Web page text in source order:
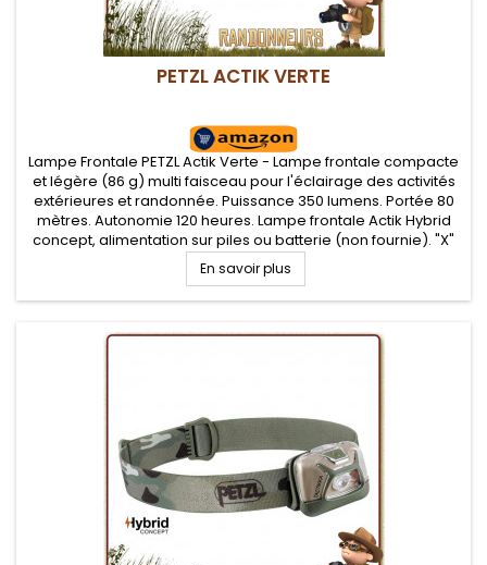
PETZL ACTIK VERTE
Lampe Frontale PETZL Actik Verte - Lampe frontale compacte
et légère (86 g) multi faisceau pour l'éclairage des activités
extérieures et randonnée. Puissance 350 lumens. Portée 80
mètres. Autonomie 120 heures. Lampe frontale Actik Hybrid
concept, alimentation sur piles ou batterie (non fournie). "X"
types de faisceaux (large ou mixte) et plusieurs niveaux...
En savoir plus